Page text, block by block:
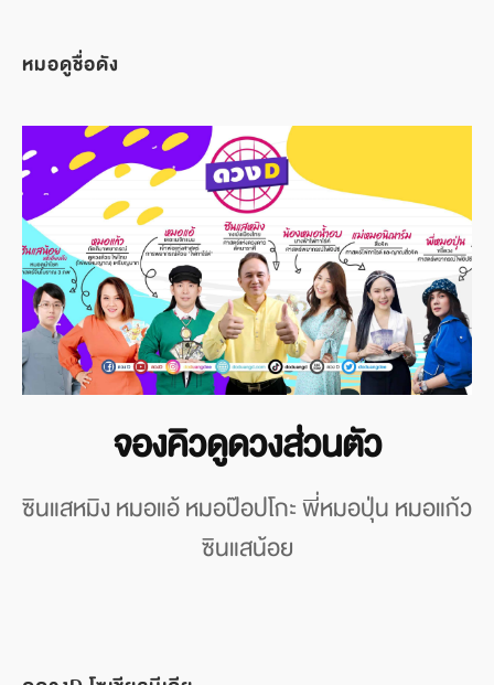
หมอดูชื่อดัง
จองคิวดูดวงส่วนตัว
ซินแสหมิง หมอแอ้ หมอป๊อปโกะ พี่หมอปุ่น หมอแก้ว
ซินแสน้อย